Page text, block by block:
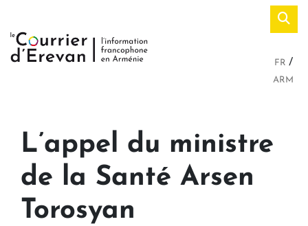
FR
ARM
L’appel du ministre
de la Santé Arsen
Torosyan